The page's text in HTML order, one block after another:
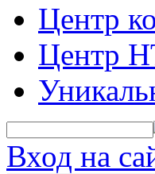
Центр
Центр
Вход на